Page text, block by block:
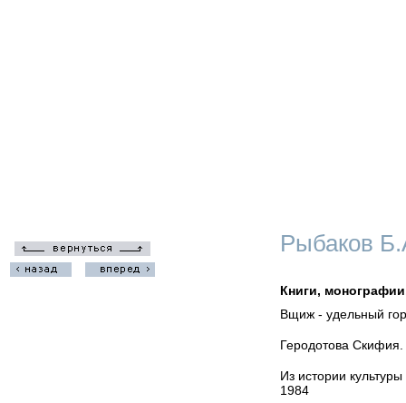
Рыбаков
Книги,
Вщиж - удельный
Геродотова
Из истории
1984